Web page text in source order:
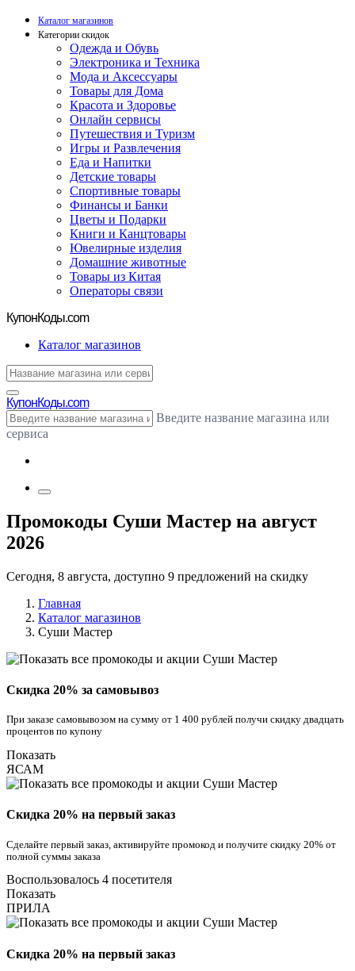
Каталог магазинов
Категории скидок
Одежда и Обувь
Электроника и Техника
Мода и Аксессуары
Товары для Дома
Красота и Здоровье
Онлайн сервисы
Путешествия и Туризм
Игры и Развлечения
Еда и Напитки
Детские товары
Спортивные товары
Финансы и Банки
Цветы и Подарки
Книги и Канцтовары
Ювелирные изделия
Домашние животные
Товары из Китая
Операторы связи
КупонКоды.com
Каталог магазинов
КупонКоды.com
Введите название магазина или
сервиса
Промокоды Суши Мастер на август
2026
Сегодня, 8 августа, доступно 9 предложений на скидку
Главная
Каталог магазинов
Суши Мастер
Скидка 20% за самовывоз
При заказе самовывозом на сумму от 1 400 рублей получи скидку двадцать
процентов по купону
Показать
ЯСАМ
Скидка 20% на первый заказ
Сделайте первый заказ, активируйте промокод и получите скидку 20% от
полной суммы заказа
Воспользовалось 4 посетителя
Показать
ПРИЛА
Скидка 20% на первый заказ